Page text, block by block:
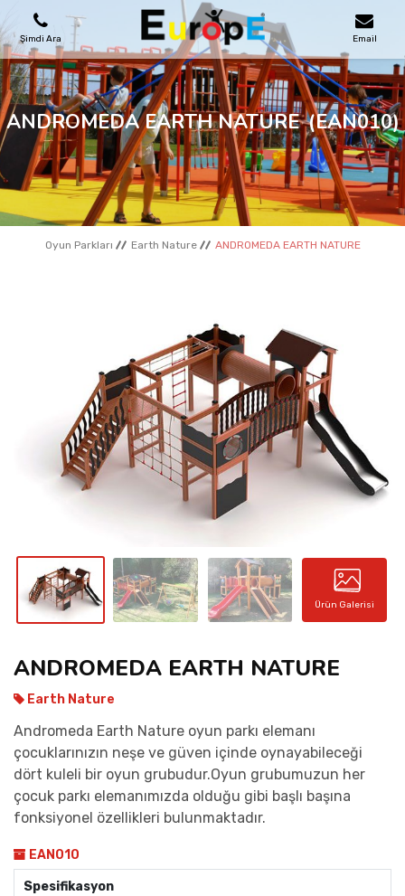
Şimdi Ara Email
OYUN PARKLARI
SKATEPARKLAR
AHŞAP EVLER
KENT MOBILYALARI
ANDROMEDA EARTH NATURE (EAN010)
Oyun Parkları Earth Nature ANDROMEDA EARTH NATURE
Ürün Galerisi
ANDROMEDA EARTH NATURE
Earth Nature
Andromeda Earth Nature oyun parkı elemanı
çocuklarınızın neşe ve güven içinde oynayabileceği
dört kuleli bir oyun grubudur.Oyun grubumuzun her
çocuk parkı elemanımızda olduğu gibi başlı başına
fonksiyonel özellikleri bulunmaktadır.
EAN010
Spesifikasyon